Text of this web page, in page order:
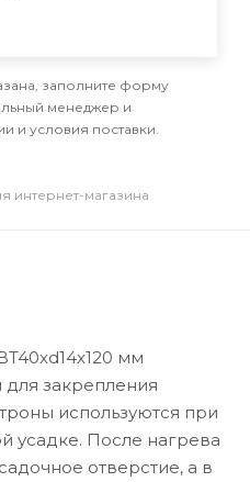
заполните форму
менеджер и
и условия поставки.
интернет-магазина
мм
для закрепления
используются при
усадке. После нагрева
отверстие, а в